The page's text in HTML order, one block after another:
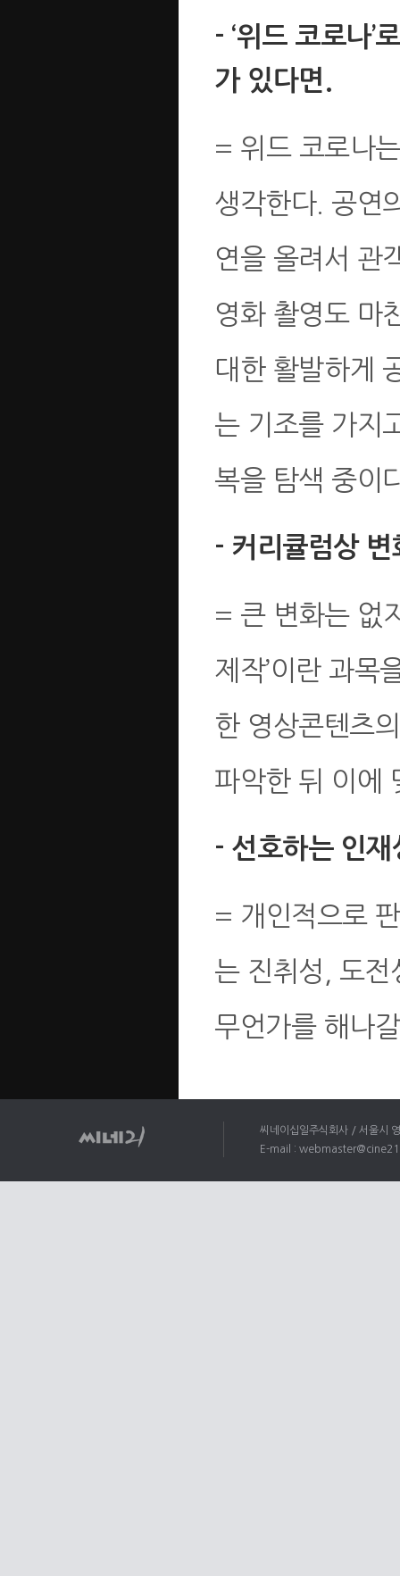
- ‘위드 코로나’
가 있다면.
= 위드 코로나
생각한다. 공연
연을 올려서 관
영화 촬영도 마
대한 활발하게
는 기조를 가지
복을 탐색 중이
- 커리큘럼상
= 큰 변화는 없
제작’이란 과목
한 영상콘텐츠
파악한 뒤 이에
- 선호하는 인
= 개인적으로
는 진취성, 도전
무언가를 해나
씨네이십일주식회사 / 서울시
E-mail :